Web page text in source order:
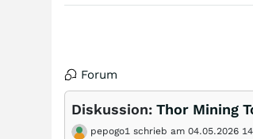
Forum
Diskussion: Thor Mining
pepogo1 schrieb am 04.05.2026